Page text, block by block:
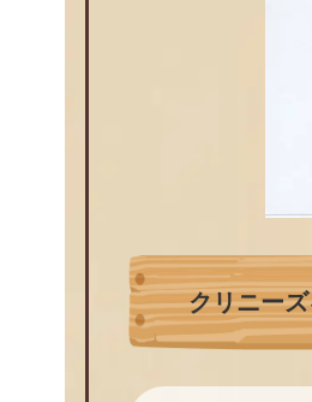
クリニー